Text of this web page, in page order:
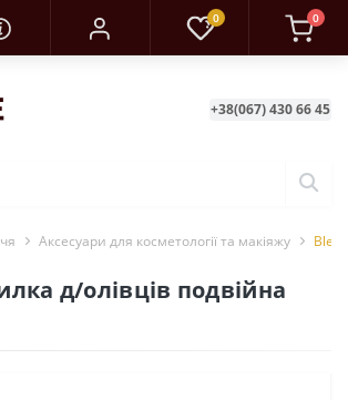
0 0
+38(067) 430 66 45
Аксесуари для косметології та макіяжу
д/олівців подвійна